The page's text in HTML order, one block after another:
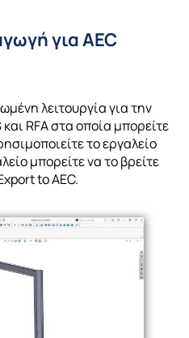
για AEC
λειτουργία για την
RFA στα οποία μπορείτε
το εργαλείο
μπορείτε να το βρείτε
to AEC.